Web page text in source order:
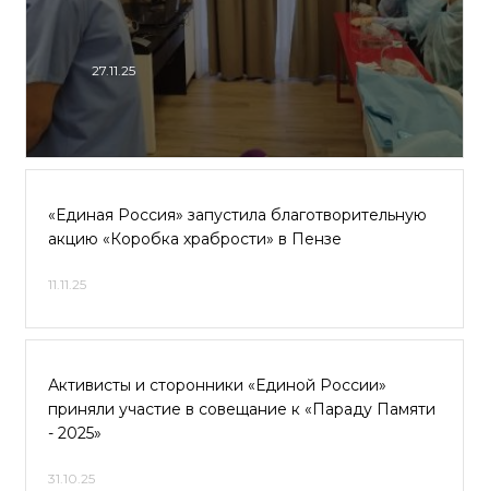
27.11.25
«Единая Россия» запустила благотворительную
акцию «Коробка храбрости» в Пензе
11.11.25
Активисты и сторонники «Единой России»
приняли участие в совещание к «Параду Памяти
- 2025»
31.10.25